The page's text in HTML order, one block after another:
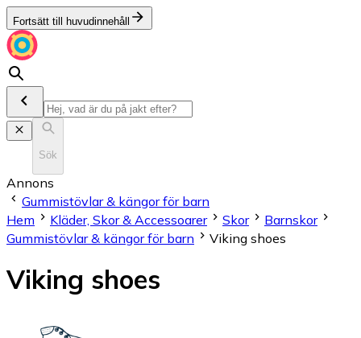
Fortsätt till huvudinnehåll
Sök
Annons
Gummistövlar & kängor för barn
Hem
Kläder, Skor & Accessoarer Skor
Barnskor
Gummistövlar & kängor för barn
Viking shoes
Viking shoes